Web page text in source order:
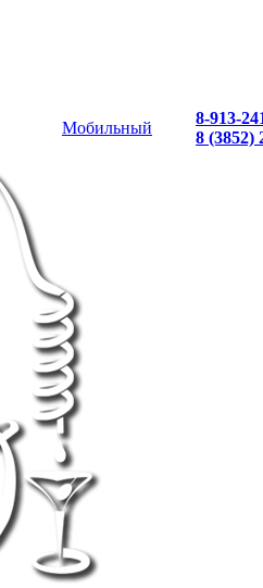
Мобильный
8-913-
8 (3852)